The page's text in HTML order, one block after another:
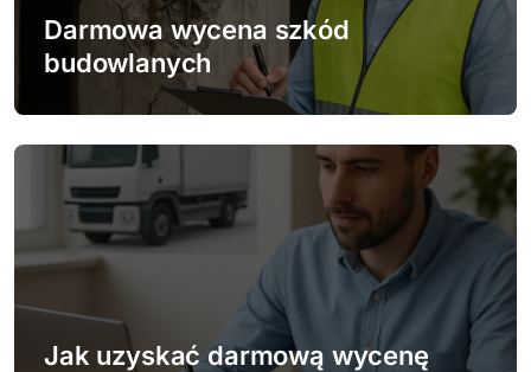
Darmowa wycena szkód
budowlanych
Jak uzyskać darmową wycenę